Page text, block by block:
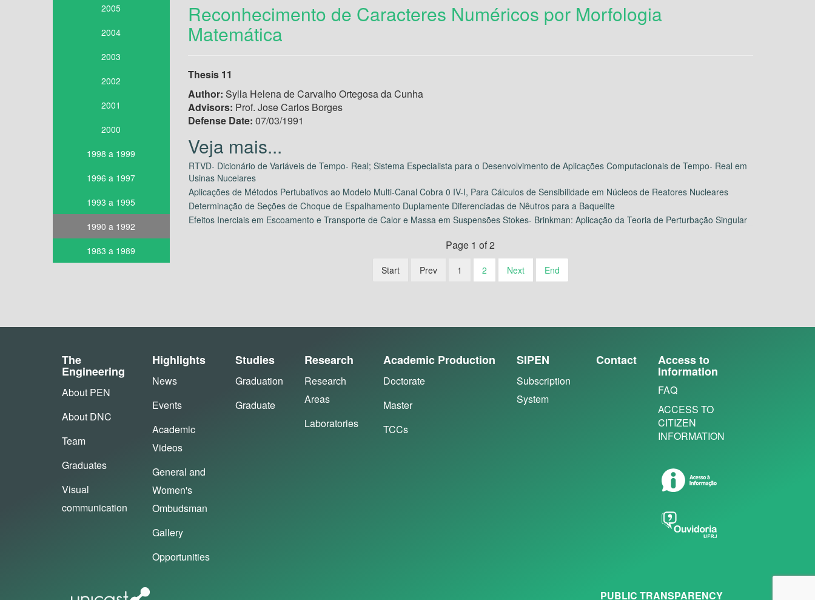
2005
2004
2003
2002
2001
2000
1998 a 1999
1996 a 1997
1993 a 1995
1990 a 1992
1983 a 1989
Reconhecimento de Caracteres Numéricos por Morfologia
Matemática
Thesis 11
Author: Sylla Helena de Carvalho Ortegosa da Cunha
Advisors: Prof. Jose Carlos Borges
Defense Date: 07/03/1991
RTVD- Dicionário de Variáveis de Tempo- Real; Sistema Especialista para o Desenvolvimento de Aplicações Computacionais de Tempo- Real em
Usinas Nucelares
Aplicações de Métodos Pertubativos ao Modelo Multi-Canal Cobra 0 IV-I, Para Cálculos de Sensibilidade em Núcleos de Reatores Nucleares
Determinação de Seções de Choque de Espalhamento Duplamente Diferenciadas de Nêutros para a Baquelite
Efeitos Inerciais em Escoamento e Transporte de Calor e Massa em Suspensões Stokes- Brinkman: Aplicação da Teoria de Perturbação Singular
Page 1 of 2
Start Prev 1 2 Next End
The
Engineering
About PEN
About DNC
Team
Graduates
Visual
communication
Highlights
News
Events
Academic
Videos
General and
Women's
Ombudsman
Gallery
Opportunities
Studies
Graduation
Graduate
Research
Research
Areas
Laboratories
Academic Production
Doctorate
Master
TCCs
SIPEN
Subscription
System
Contact Access to
Information
FAQ
ACCESS TO
CITIZEN
INFORMATION
PUBLIC TRANSPARENCY